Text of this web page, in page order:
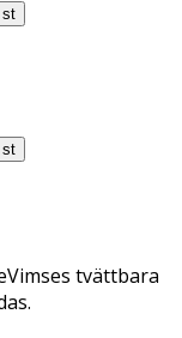
st
st
tvättbara